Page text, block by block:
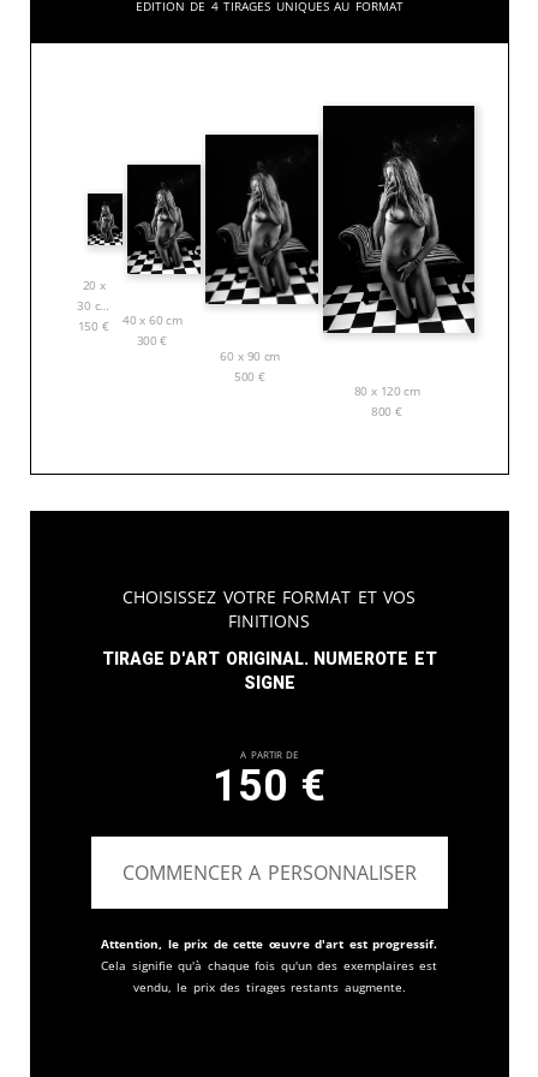
20 x
30 cm
150 €
40 x 60 cm
300€
60 x 90 cm
500 €
80 x 120 cm
800 €
Choisissez votre format et vos
finitions
Tirage d'art original. Numerote et
signe
A partir de
150 €
COMMENCER A PERSONNALISER
Attention, le prix de cette œuvre d'art est progressif.
Cela signifie qu'à chaque fois qu'un des exemplaires est
vendu, le prix des tirages restants augmente.